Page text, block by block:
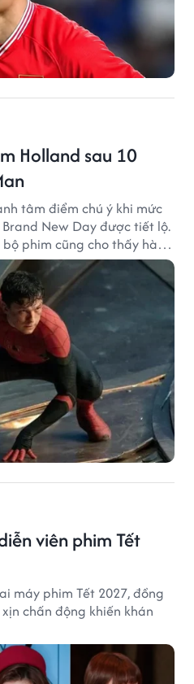
Holland sau 10
tâm điểm chú ý khi mức
New Day được tiết lộ.
phim cũng cho thấy hành
ý của nam diễn viên sau
Người Nhện.
viên phim Tết
máy phim Tết 2027, đồng
chấn động khiến khán